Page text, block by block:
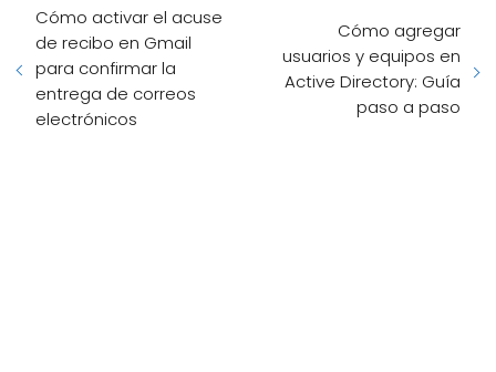
Cómo activar el acuse
de recibo en Gmail
para confirmar la
entrega de correos
electrónicos
Cómo agregar
usuarios y equipos en
Active Directory: Guía
paso a paso